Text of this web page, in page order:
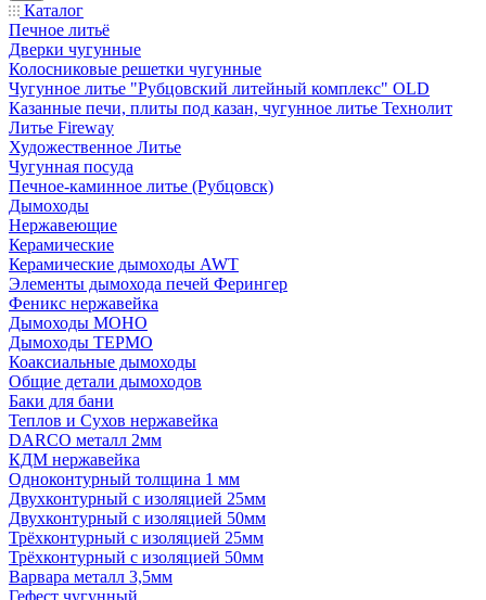
Каталог
Печное литьё
Дверки чугунные
Колосниковые решетки чугунные
Чугунное литье "Рубцовский литейный комплекс" OLD
Казанные печи, плиты под казан, чугунное литье Технолит
Литье Fireway
Художественное Литье
Чугунная посуда
Печное-каминное литье (Рубцовск)
Дымоходы
Нержавеющие
Керамические
Керамические дымоходы AWT
Элементы дымохода печей Ферингер
Феникс нержавейка
Дымоходы МОНО
Дымоходы ТЕРМО
Коаксиальные дымоходы
Общие детали дымоходов
Баки для бани
Теплов и Сухов нержавейка
DARCO металл 2мм
КДМ нержавейка
Одноконтурный толщина 1 мм
Двухконтурный с изоляцией 25мм
Двухконтурный с изоляцией 50мм
Трёхконтурный с изоляцией 25мм
Трёхконтурный с изоляцией 50мм
Варвара металл 3,5мм
Гефест чугунный